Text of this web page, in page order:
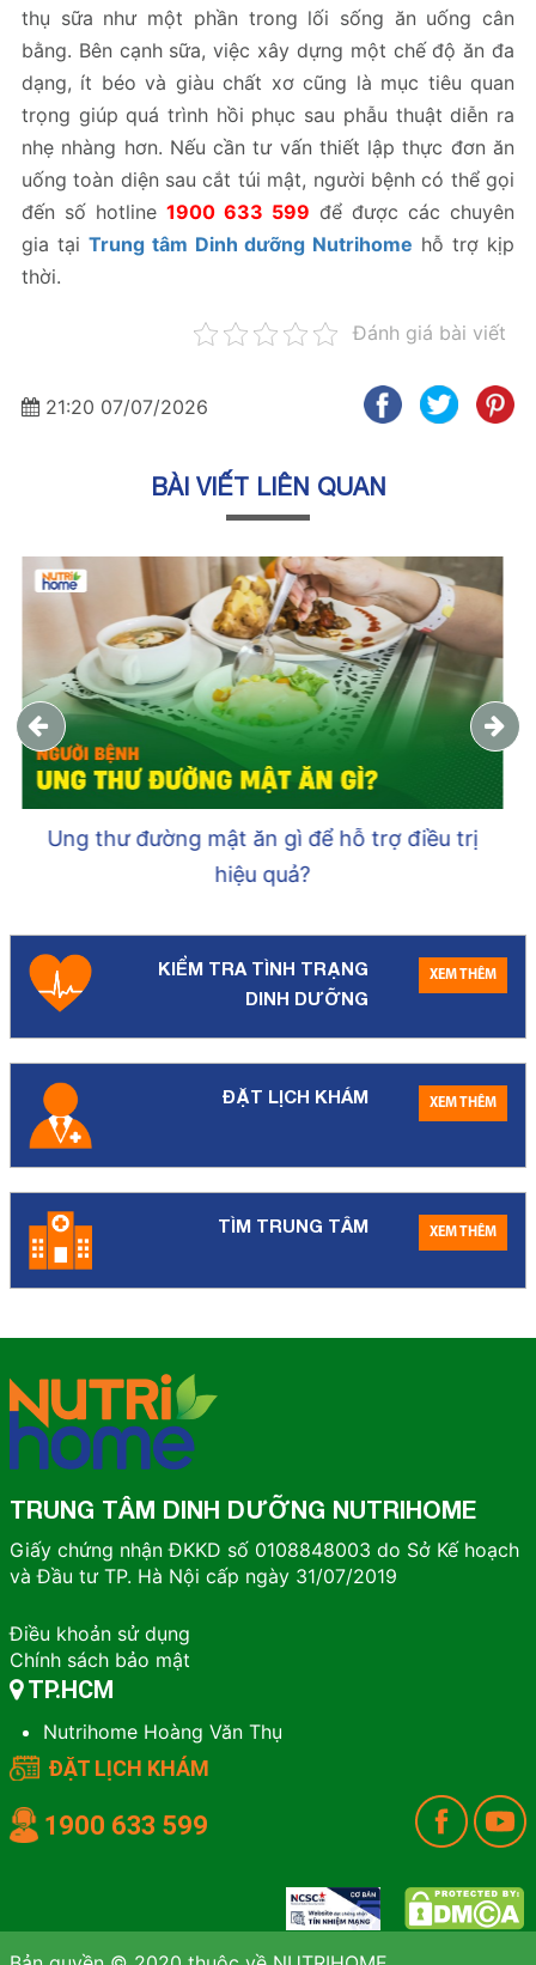
thụ sữa như một phần trong lối sống ăn uống cân
bằng. Bên cạnh sữa, việc xây dựng một chế độ ăn đa
dạng, ít béo và giàu chất xơ cũng là mục tiêu quan
trọng giúp quá trình hồi phục sau phẫu thuật diễn ra
nhẹ nhàng hơn. Nếu cần tư vấn thiết lập thực đơn ăn
uống toàn diện sau cắt túi mật, người bệnh có thể gọi
đến số hotline 1900 633 599 để được các chuyên
gia tại Trung tâm Dinh dưỡng Nutrihome hỗ trợ kịp
thời.
Đánh giá bài viết
21:20 07/07/2026
BÀI VIẾT LIÊN QUAN
Ung thư túi mật: Các giai đoạn bệnh và
phương pháp điều trị
KIỂM TRA TÌNH TRẠNG
DINH DƯỠNG
XEM THÊM
ĐẶT LỊCH KHÁM XEM THÊM
TÌM TRUNG TÂM XEM THÊM
TRUNG TÂM DINH DƯỠNG NUTRIHOME
Giấy chứng nhận ĐKKD số 0108848003 do Sở Kế hoạch
và Đầu tư TP. Hà Nội cấp ngày 31/07/2019
Điều khoản sử dụng
Chính sách bảo mật
TP.HCM
Nutrihome Hoàng Văn Thụ
ĐẶT LỊCH KHÁM
1900 633 599